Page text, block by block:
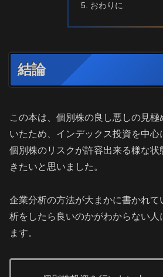
おわりに
結論
この本は、個別株の良し悪しの見極
いたため、インデックス投資を中心
個別株のリスクが許容出来る様な状
きたいと思いました。
企業分析の方法が大まかに書かれて
析をしたら良いのかがわからない人
ます。